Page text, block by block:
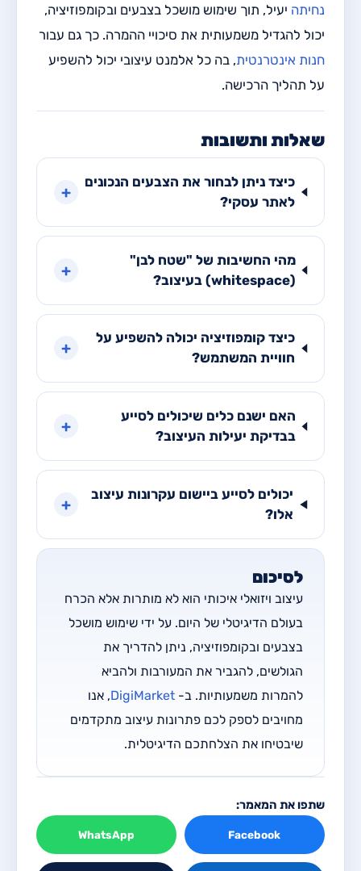
נחיתה יעיל, תוך שימוש מושכל בצבעים ובקומפוזיציה,
יכול להגדיל משמעותית את סיכויי ההמרה. כך גם עבור
חנות אינטרנטית, בה כל אלמנט עיצובי יכול להשפיע
על תהליך הרכישה.
שאלות ותשובות
כיצד ניתן לבחור את הצבעים הנכונים
לאתר עסקי?
+
מהי החשיבות של "שטח לבן"
(whitespace) בעיצוב?
+
כיצד קומפוזיציה יכולה להשפיע על
חוויית המשתמש?
+
האם ישנם כלים שיכולים לסייע
בבדיקת יעילות העיצוב?
+
יכולים לסייע ביישום עקרונות עיצוב
אלו?
+
לסיכום
עיצוב ויזואלי איכותי הוא לא מותרות אלא הכרח
בעולם הדיגיטלי של היום. על ידי שימוש מושכל
בצבעים ובקומפוזיציה, ניתן להדריך את
הגולשים, להגביר את המעורבות ולהביא
להמרות משמעותיות. ב- DigiMarket, אנו
מחויבים לספק לכם פתרונות עיצוב מתקדמים
שיבטיחו את הצלחתכם הדיגיטלית.
שתפו את המאמר:
Facebook
WhatsApp